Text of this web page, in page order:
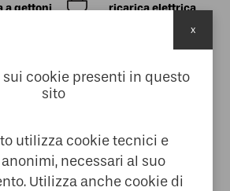
a gettoni
ricarica elettrica
Noleggio & Bike
Room
Deposito bagagli
cookie presenti in questo
sito
utilizza cookie tecnici e
necessari al suo
Utilizza anche cookie di
x